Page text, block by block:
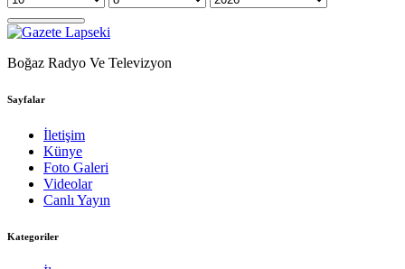
Boğaz Radyo Ve Televizyon
Sayfalar
İletişim
Künye
Foto Galeri
Videolar
Canlı Yayın
Kategoriler